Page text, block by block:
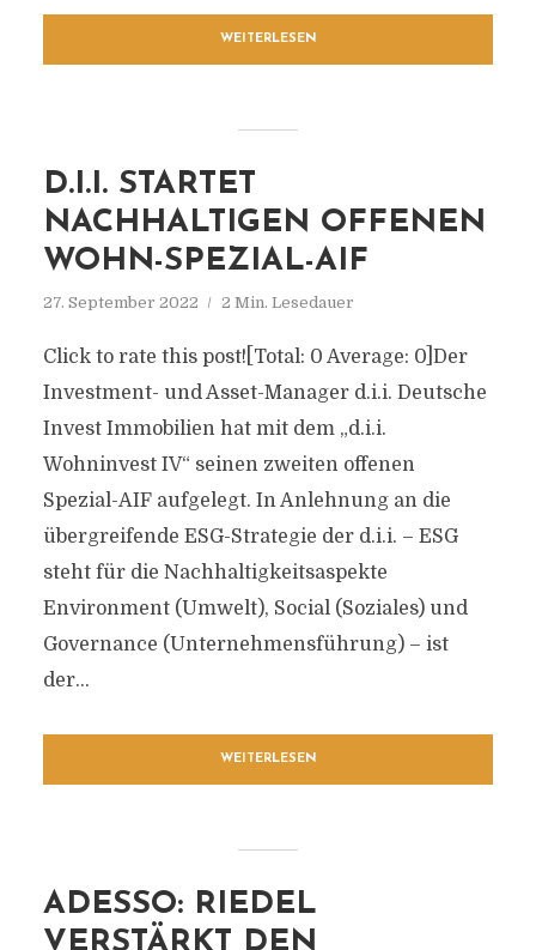
WEITERLESEN
D.I.I. STARTET
NACHHALTIGEN OFFENEN
WOHN-SPEZIAL-AIF
27. September 2022 2 Min. Lesedauer
Click to rate this post![Total: 0 Average: 0]Der
Investment- und Asset-Manager d.i.i. Deutsche
Invest Immobilien hat mit dem „d.i.i.
Wohninvest IV“ seinen zweiten offenen
Spezial-AIF aufgelegt. In Anlehnung an die
übergreifende ESG-Strategie der d.i.i. – ESG
steht für die Nachhaltigkeitsaspekte
Environment (Umwelt), Social (Soziales) und
Governance (Unternehmensführung) – ist
der...
WEITERLESEN
ADESSO: RIEDEL
VERSTÄRKT DEN